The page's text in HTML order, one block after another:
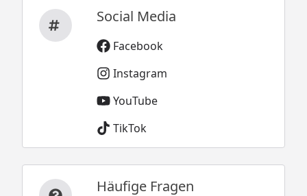
Social Media
Facebook
Instagram
YouTube
TikTok
Häufige Fragen